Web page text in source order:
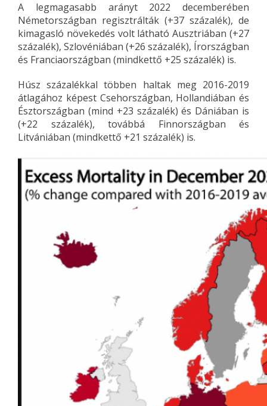
A legmagasabb arányt 2022 decemberében
Németországban regisztrálták (+37 százalék), de
kimagasló növekedés volt látható Ausztriában (+27
százalék), Szlovéniában (+26 százalék), Írországban
és Franciaországban (mindkettő +25 százalék) is.
Húsz százalékkal többen haltak meg 2016-2019
átlagához képest Csehországban, Hollandiában és
Észtországban (mind +23 százalék) és Dániában is
(+22 százalék), továbbá Finnországban és
Litvániában (mindkettő +21 százalék) is.